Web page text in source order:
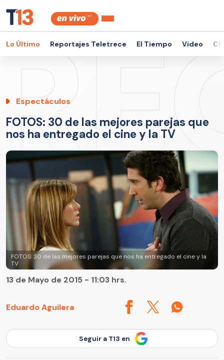
Lo Último Reportajes Teletrece El Tiempo Video
Espectáculos
FOTOS: 30 de las mejores parejas que
nos ha entregado el cine y la TV
FOTOS: 30 de las mejores parejas que nos ha entregado el cine y la
TV
Eduardo Aguilera
13 de Mayo de 2015 - 11:03 hrs.
Seguir a T13 en